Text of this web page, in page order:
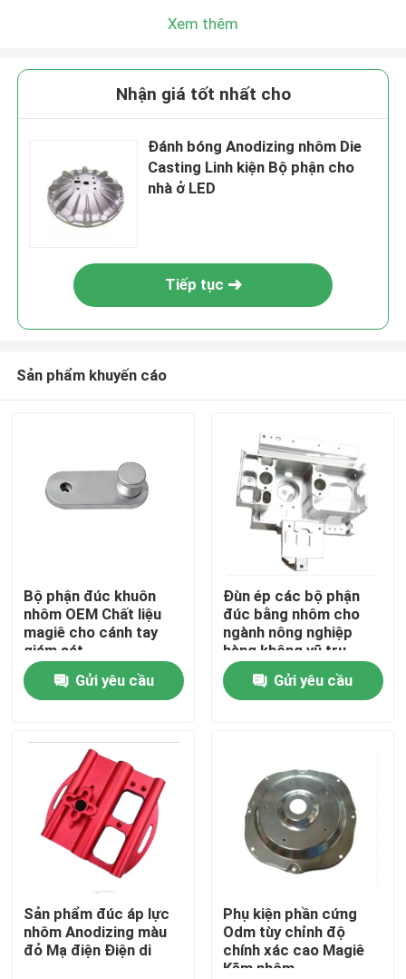
Nhà
Sản phẩm
Hướng dẫn VR
Về chúng tôi
Tham quan nhà máy
Kiểm soát chất lượng
Xem thêm
Nhận giá tốt nhất cho
Đánh bóng Anodizing nhôm Die
Casting Linh kiện Bộ phận cho
nhà ở LED
Tiếp tục
Sản phẩm khuyến cáo
Bộ phận đúc khuôn
nhôm OEM Chất liệu
magiê cho cánh tay
giám sát
Gửi yêu cầu
Đùn ép các bộ phận
đúc bằng nhôm cho
ngành nông nghiệp
hàng không vũ trụ
Gửi yêu cầu
Sản phẩm đúc áp lực
nhôm Anodizing màu
đỏ Mạ điện Điện di
Phụ kiện phần cứng
Odm tùy chỉnh độ
chính xác cao Magiê
Kẽm nhôm